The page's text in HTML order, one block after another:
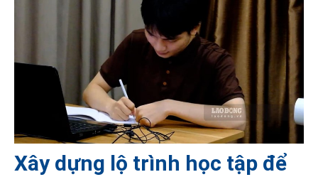
Xây dựng lộ trình học tập để